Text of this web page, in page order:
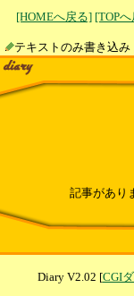
[HOMEへ戻る] [TOP
テキストのみ書
記事があり
Diary V2.02 [CGI